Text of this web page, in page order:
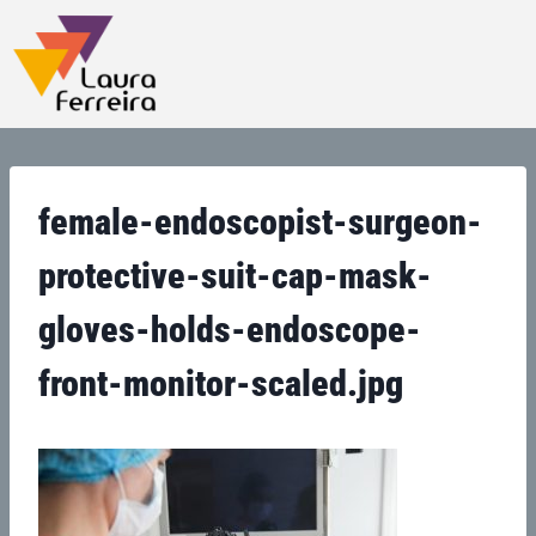
female-endoscopist-surgeon-
protective-suit-cap-mask-
gloves-holds-endoscope-
front-monitor-scaled.jpg